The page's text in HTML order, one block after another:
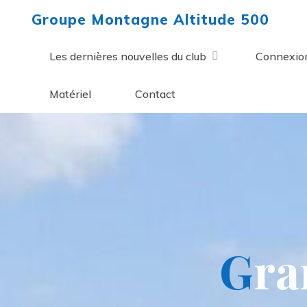
Groupe Montagne Altitude 500
Les dernières nouvelles du club
Matériel Contact
Gra